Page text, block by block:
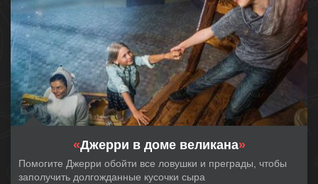
«Джерри в доме великана»
Помогите Джерри обойти все ловушки и преграды, чтобы
заполучить долгожданные кусочки сыра